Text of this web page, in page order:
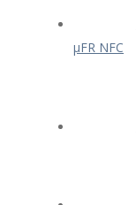
μFR NFC